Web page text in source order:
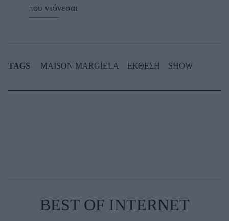
που ντύνεσαι
TAGS MAISON MARGIELA ΕΚΘΕΣΗ SHOW
BEST OF INTERNET